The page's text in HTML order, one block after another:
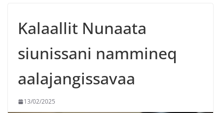
Kalaallit Nunaata
siunissani nammineq
aalajangissavaa
13/02/2025